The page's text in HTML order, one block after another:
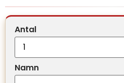
Antal
Namn